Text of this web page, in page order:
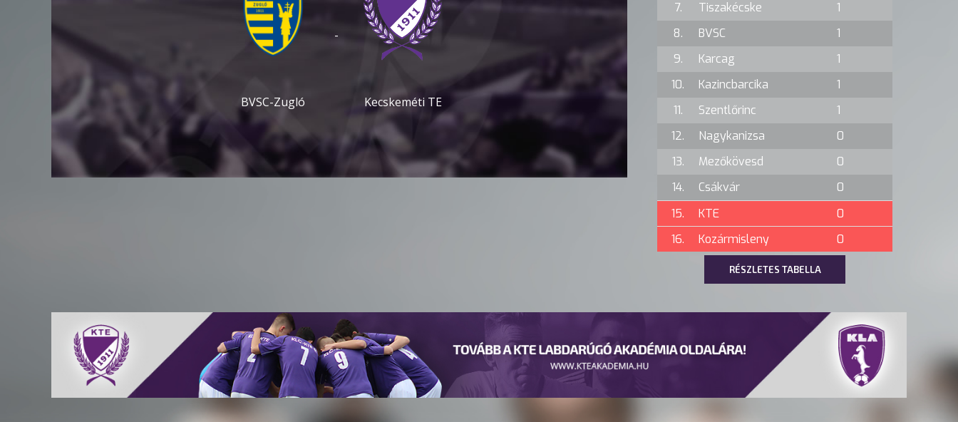
BVSC-Zugló
-
Kecskeméti TE
7.
Tiszakécske
1
8.
BVSC
1
9.
Karcag
1
10.
Kazincbarcika
1
11.
Szentlőrinc
1
12.
Nagykanizsa
0
13.
Mezőkövesd
0
14.
Csákvár
0
15.
KTE
0
16.
Kozármisleny 0
RÉSZLETES TABELLA